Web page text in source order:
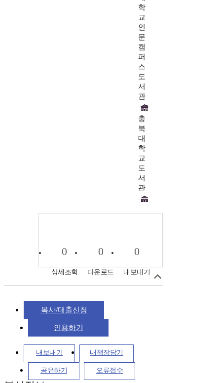
학
교
인
문
캠
퍼
스
도
서
관
충
북
대
학
교
도
서
관
0
상세조회
0
다운로드
0
내보내기
복사/대출신청
인용하기
내보내기 내책장담기
공유하기 오류접수